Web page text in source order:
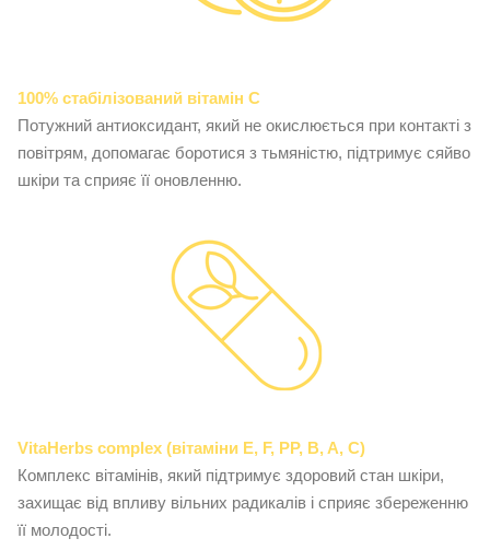
100% стабілізований вітамін C
Потужний антиоксидант, який не окислюється при контакті з
повітрям, допомагає боротися з тьмяністю, підтримує сяйво
шкіри та сприяє її оновленню.
VitaHerbs complex (вітаміни E, F, PP, B, A, C)
Комплекс вітамінів, який підтримує здоровий стан шкіри,
захищає від впливу вільних радикалів і сприяє збереженню
її молодості.